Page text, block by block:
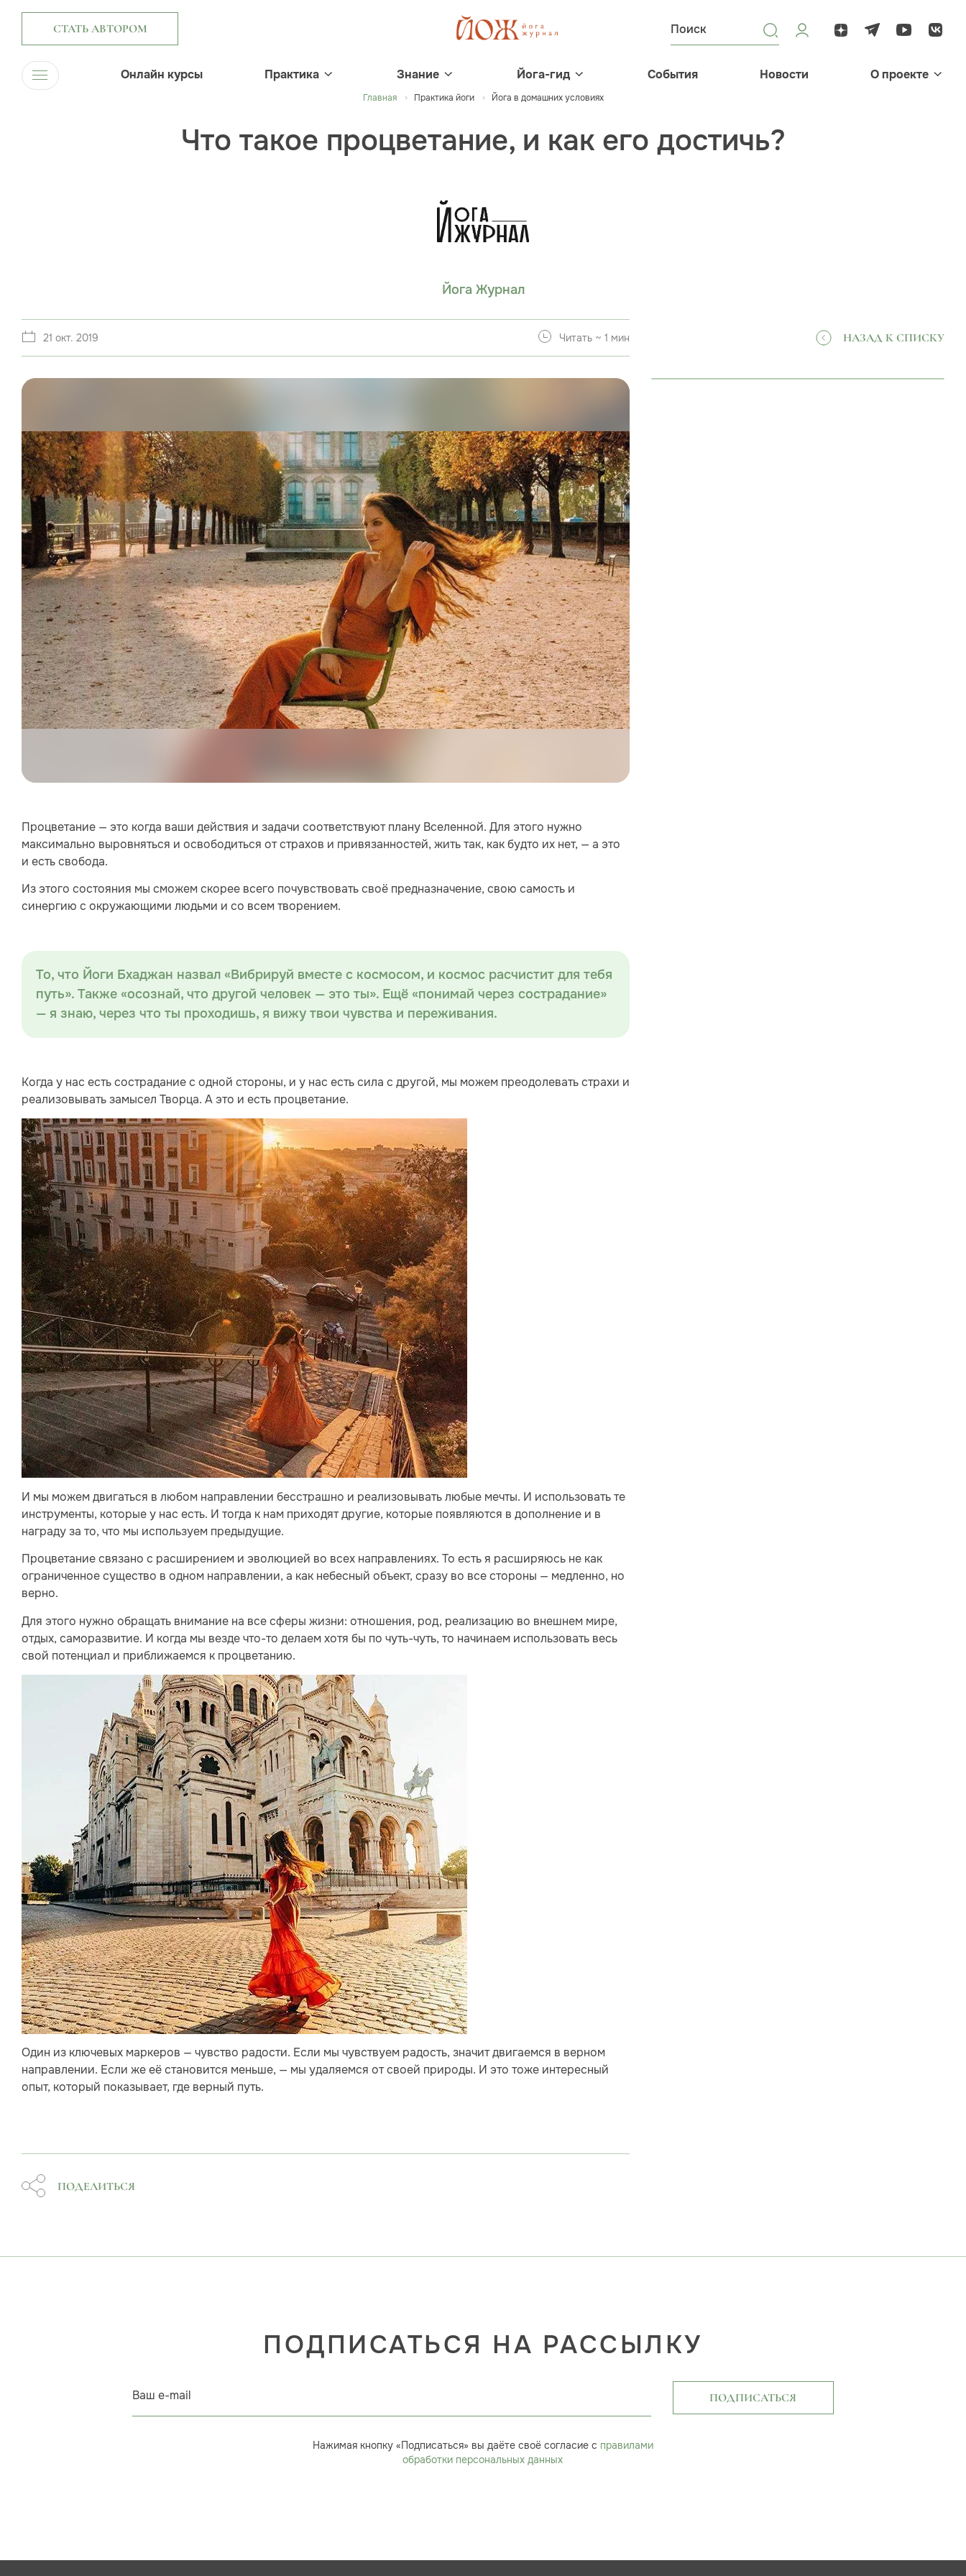
СТАТЬ АВТОРОМ
Онлайн курсы Практика Знание Йога-гид События Новости О проекте
Главная Практика йоги Йога в домашних условиях
Что такое процветание, и как его достичь?
Йога Журнал
21 окт. 2019 Читать ~ 1 мин НАЗАД К СПИСКУ
Процветание — это когда ваши действия и задачи соответствуют плану Вселенной. Для этого нужно
максимально выровняться и освободиться от страхов и привязанностей, жить так, как будто их нет, — а это
и есть свобода.
Из этого состояния мы сможем скорее всего почувствовать своё предназначение, свою самость и
синергию с окружающими людьми и со всем творением.
То, что Йоги Бхаджан назвал «Вибрируй вместе с космосом, и космос расчистит для тебя
путь». Также «осознай, что другой человек — это ты». Ещё «понимай через сострадание»
— я знаю, через что ты проходишь, я вижу твои чувства и переживания.
Когда у нас есть сострадание с одной стороны, и у нас есть сила с другой, мы можем преодолевать страхи и
реализовывать замысел Творца. А это и есть процветание.
И мы можем двигаться в любом направлении бесстрашно и реализовывать любые мечты. И использовать те
инструменты, которые у нас есть. И тогда к нам приходят другие, которые появляются в дополнение и в
награду за то, что мы используем предыдущие.
Процветание связано с расширением и эволюцией во всех направлениях. То есть я расширяюсь не как
ограниченное существо в одном направлении, а как небесный объект, сразу во все стороны — медленно, но
верно.
Для этого нужно обращать внимание на все сферы жизни: отношения, род, реализацию во внешнем мире,
отдых, саморазвитие. И когда мы везде что-то делаем хотя бы по чуть-чуть, то начинаем использовать весь
свой потенциал и приближаемся к процветанию.
Один из ключевых маркеров — чувство радости. Если мы чувствуем радость, значит двигаемся в верном
направлении. Если же её становится меньше, — мы удаляемся от своей природы. И это тоже интересный
опыт, который показывает, где верный путь.
ПОДЕЛИТЬСЯ
ПОДПИСАТЬСЯ НА РАССЫЛКУ
Ваш e-mail ПОДПИСАТЬСЯ
Нажимая кнопку «Подписаться» вы даёте своё согласие с правилами
обработки персональных данных